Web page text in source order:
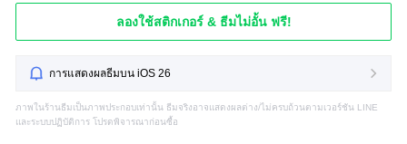
ลองใช้สติกเกอร์ & ธีมไม่อั้น ฟรี!
การแสดงผลธีมบน iOS 26
ภาพในร้านธีมเป็นภาพประกอบเท่านั้น ธีมจริงอาจแสดงผลต่าง/ไม่ครบถ้วนตามเวอร์ชัน LINE
และระบบปฏิบัติการ โปรดพิจารณาก่อนซื้อ